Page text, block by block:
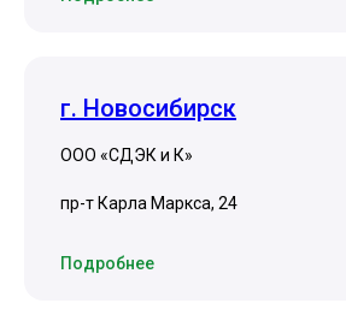
г. Новосибирск
ООО «СДЭК и К»
пр-т Карла Маркса, 24
Подробнее